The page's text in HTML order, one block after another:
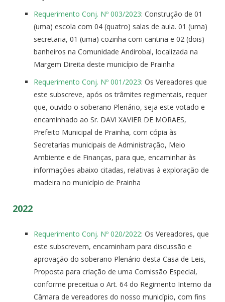
Requerimento Conj. Nº 003/2023: Construção de 01
(uma) escola com 04 (quatro) salas de aula. 01 (uma)
secretaria, 01 (uma) cozinha com cantina e 02 (dois)
banheiros na Comunidade Andirobal, localizada na
Margem Direita deste município de Prainha
Requerimento Conj. Nº 001/2023: Os Vereadores que
este subscreve, após os trâmites regimentais, requer
que, ouvido o soberano Plenário, seja este votado e
encaminhado ao Sr. DAVI XAVIER DE MORAES,
Prefeito Municipal de Prainha, com cópia às
Secretarias municipais de Administração, Meio
Ambiente e de Finanças, para que, encaminhar às
informações abaixo citadas, relativas à exploração de
madeira no município de Prainha
2022
Requerimento Conj. Nº 020/2022: Os Vereadores, que
este subscrevem, encaminham para discussão e
aprovação do soberano Plenário desta Casa de Leis,
Proposta para criação de uma Comissão Especial,
conforme preceitua o Art. 64 do Regimento Interno da
Câmara de vereadores do nosso município, com fins